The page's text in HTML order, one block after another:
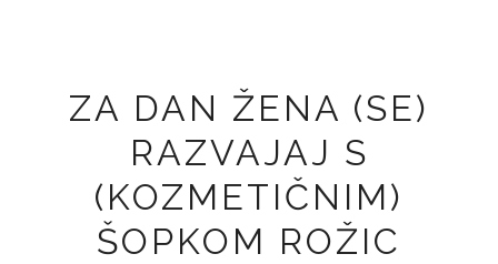
ZA DAN ŽENA (SE)
RAZVAJAJ S
(KOZMETIČNIM)
ŠOPKOM ROŽIC